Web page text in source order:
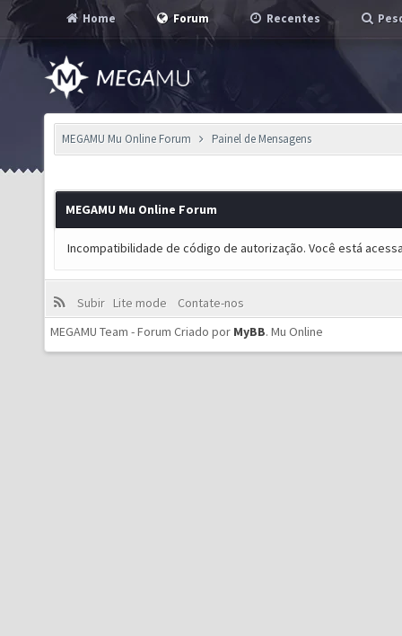
Home Forum Recentes
MEGAMU Mu Online Forum Painel de Mensagens
MEGAMU Mu Online Forum
Incompatibilidade de código de autorização. Você está
Subir Lite mode
Contate-nos
MEGAMU Team - Forum Criado por MyBB. Mu Online